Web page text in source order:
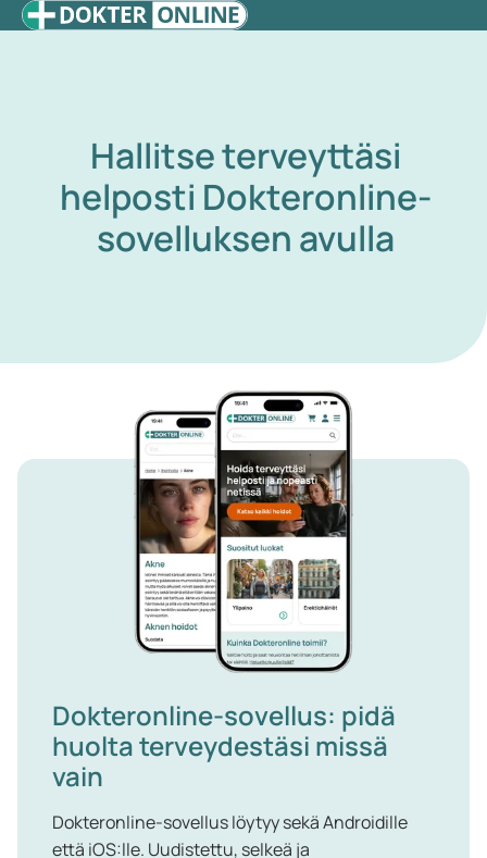
Hallitse terveyttäsi
helposti Dokteronline-
sovelluksen avulla
Dokteronline-sovellus: pidä
huolta terveydestäsi missä
vain
Dokteronline-sovellus löytyy sekä Androidille
että iOS:lle. Uudistettu, selkeä ja